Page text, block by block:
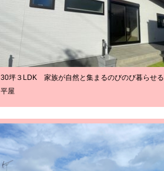
30坪３LDK 家族が自然と集まるのびのび暮らせる
平屋